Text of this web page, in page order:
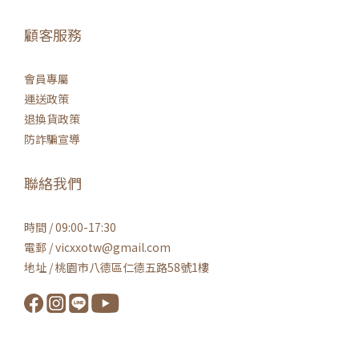
顧客服務
會員專屬
運送政策
退換貨政策
防詐騙宣導
聯絡我們
時間 / 09:00-17:30
電郵 / vicxxotw@gmail.com
地址 / 桃園市八德區仁德五路58號1樓